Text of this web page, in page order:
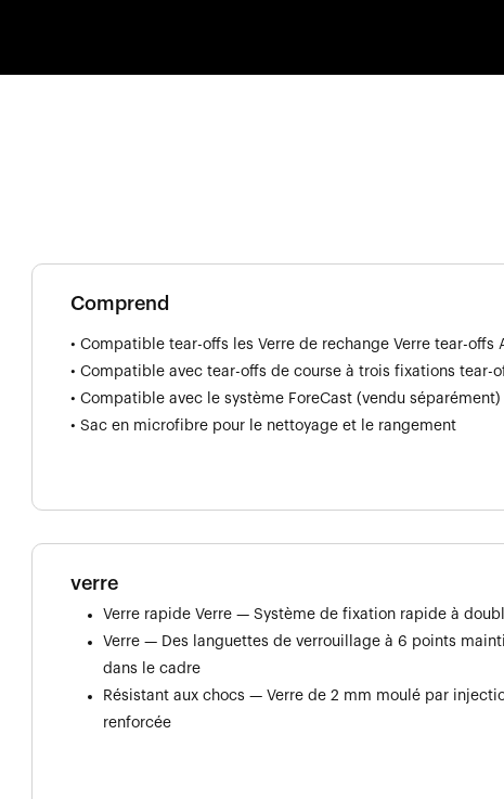
Comprend
• Compatible tear-offs les Verre de rechange Verre tear-offs
• Compatible avec tear-offs de course à trois fixations tear-
• Compatible avec le système ForeCast (vendu séparément)
• Sac en microfibre pour le nettoyage et le rangement
verre
Verre rapide Verre — Système de fixation rapide à
Verre — Des languettes de verrouillage à 6 points
dans le cadre
Résistant aux chocs — Verre de 2 mm moulé par
renforcée